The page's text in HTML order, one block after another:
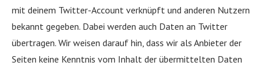
mit deinem Twitter-Account verknüpft und anderen Nutzern
bekannt gegeben. Dabei werden auch Daten an Twitter
übertragen. Wir weisen darauf hin, dass wir als Anbieter der
Seiten keine Kenntnis vom Inhalt der übermittelten Daten